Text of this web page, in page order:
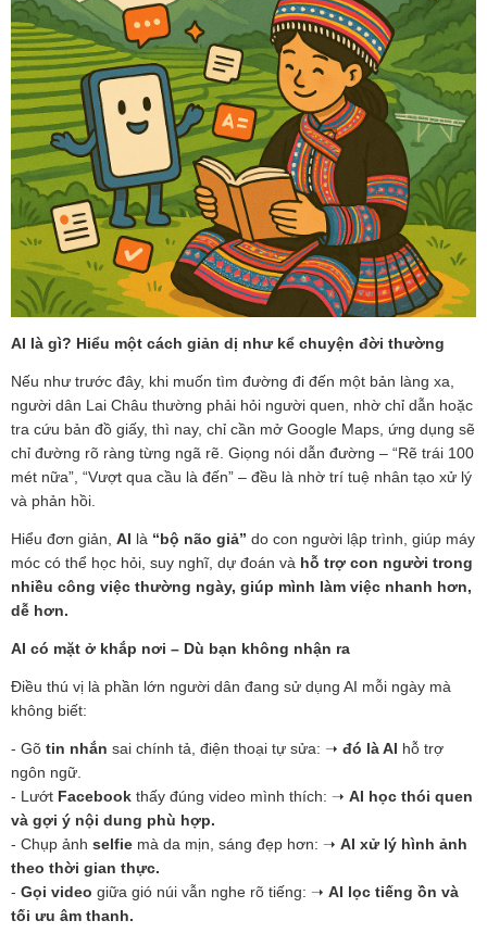
AI là gì? Hiểu một cách giản dị như kể chuyện đời thường
Nếu như trước đây, khi muốn tìm đường đi đến một bản làng xa,
người dân Lai Châu thường phải hỏi người quen, nhờ chỉ dẫn hoặc
tra cứu bản đồ giấy, thì nay, chỉ cần mở Google Maps, ứng dụng sẽ
chỉ đường rõ ràng từng ngã rẽ. Giọng nói dẫn đường – “Rẽ trái 100
mét nữa”, “Vượt qua cầu là đến” – đều là nhờ trí tuệ nhân tạo xử lý
và phản hồi.
Hiểu đơn giản, AI là “bộ não giả” do con người lập trình, giúp máy
móc có thể học hỏi, suy nghĩ, dự đoán và hỗ trợ con người trong
nhiều công việc thường ngày, giúp mình làm việc nhanh hơn,
dễ hơn.
AI có mặt ở khắp nơi – Dù bạn không nhận ra
Điều thú vị là phần lớn người dân đang sử dụng AI mỗi ngày mà
không biết:
- Gõ tin nhắn sai chính tả, điện thoại tự sửa: ➝ đó là AI hỗ trợ
ngôn ngữ.
- Lướt Facebook thấy đúng video mình thích: ➝ AI học thói quen
và gợi ý nội dung phù hợp.
- Chụp ảnh selfie mà da mịn, sáng đẹp hơn: ➝ AI xử lý hình ảnh
theo thời gian thực.
- Gọi video giữa gió núi vẫn nghe rõ tiếng: ➝ AI lọc tiếng ồn và
tối ưu âm thanh.